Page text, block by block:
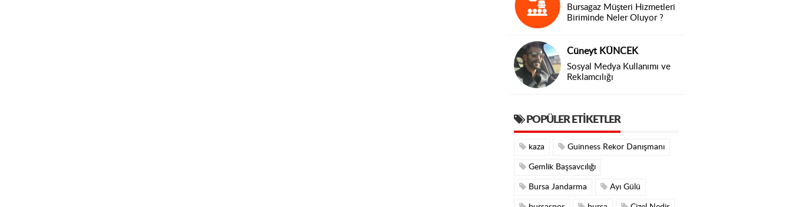
Bursagaz Müşteri Hizmetleri
Biriminde Neler Oluyor ?
Cüneyt KÜNCEK
Sosyal Medya Kullanımı ve
Reklamcılığı
POPÜLER ETIKETLER
kaza Guinness Rekor Danışmanı
Gemlik Başsavcılığı
Bursa Jandarma Ayı Gülü